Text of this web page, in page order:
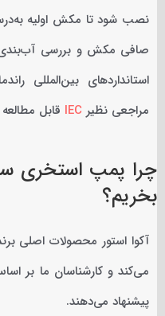
نصب شود تا مکش اولیه
صافی مکش و بررسی
استانداردهای بین‌المللی
مراجعی نظیرIEC قابل
بخریم؟
می‌کند و کارشناسان ما بر
پیشنهاد می‌دهند.